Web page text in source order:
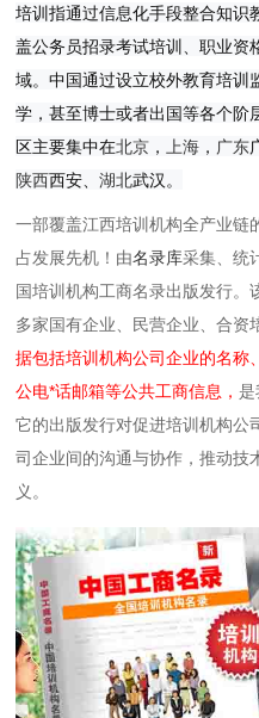
培训指通过信息化手段整合知识
盖公务员招录考试培训、职业资
域。中国通过设立校外教育培训
学，甚至博士或者出国等各个阶
区主要集中在北京 ， 上海 ， 广东
陕西西安、湖北武汉。
一部覆盖江西培训机构全产业链
占发展先机！由名录库采集、统
国培训机构工商名录出版发行
多家国有企业、民营企业、合资
据包括培训机构公司企业的名称
公电*话邮箱等公共工商信息，是
它的出版发行对促进培训机构公
司企业间的沟通与协作，推动技
义。